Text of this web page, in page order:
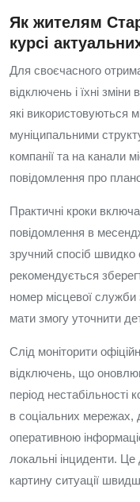
Як жителям
курсі
Для своєчасного
відключень і їхні зміни
які використовуються
муніципальними
компанії та на канали
повідомлення про
Практичні кроки
повідомлення в
зручний спосіб
рекомендується
номер місцевої
мати змогу уточнити
Слід моніторити
відключень, що
період нестабільності
в соціальних
оперативною
локальні інциденти.
картину ситуації